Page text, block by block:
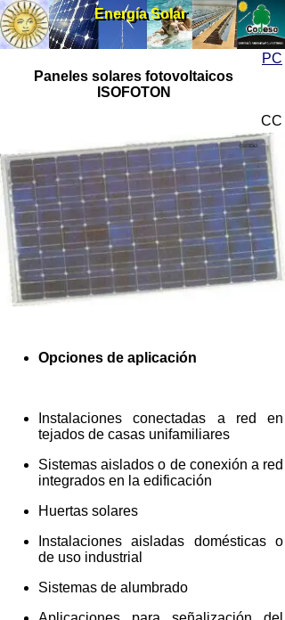
Energía Solar
Energía Solar
Paneles solares fotovoltaicos
ISOFOTON
Opciones de aplicación
Instalaciones conectadas a red en
tejados de casas unifamiliares
Sistemas aislados o de conexión a red
integrados en la edificación
Huertas solares
Instalaciones aisladas domésticas o
de uso industrial
Sistemas de alumbrado
PC
CC